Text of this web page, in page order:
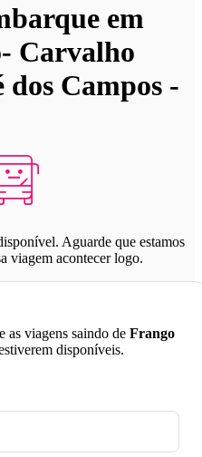
em
Carvalho
dos Campos -
Aguarde que estamos
viagem acontecer logo.
as viagens saindo de Frango
disponíveis.